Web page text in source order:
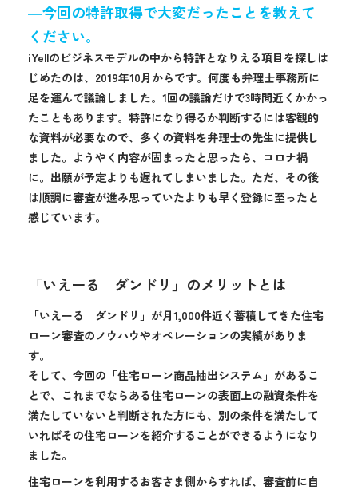
―今回の特許取得で大変だったことを教えて
ください。
iYellのビジネスモデルの中から特許となりえる項目を探しは
じめたのは、2019年10月からです。何度も弁理士事務所に
足を運んで議論しました。1回の議論だけで3時間近くかかっ
たこともあります。特許になり得るか判断するには客観的
な資料が必要なので、多くの資料を弁理士の先生に提供し
ました。ようやく内容が固まったと思ったら、コロナ禍
に。出願が予定よりも遅れてしまいました。ただ、その後
は順調に審査が進み思っていたよりも早く登録に至ったと
感じています。
「いえーる ダンドリ」のメリットとは
「いえーる ダンドリ」が月1,000件近く蓄積してきた住宅
ローン審査のノウハウやオペレーションの実績がありま
す。
そして、今回の「住宅ローン商品抽出システム」があるこ
とで、これまでならある住宅ローンの表面上の融資条件を
満たしていないと判断された方にも、別の条件を満たして
いればその住宅ローンを紹介することができるようになり
ました。
住宅ローンを利用するお客さま側からすれば、審査前に自